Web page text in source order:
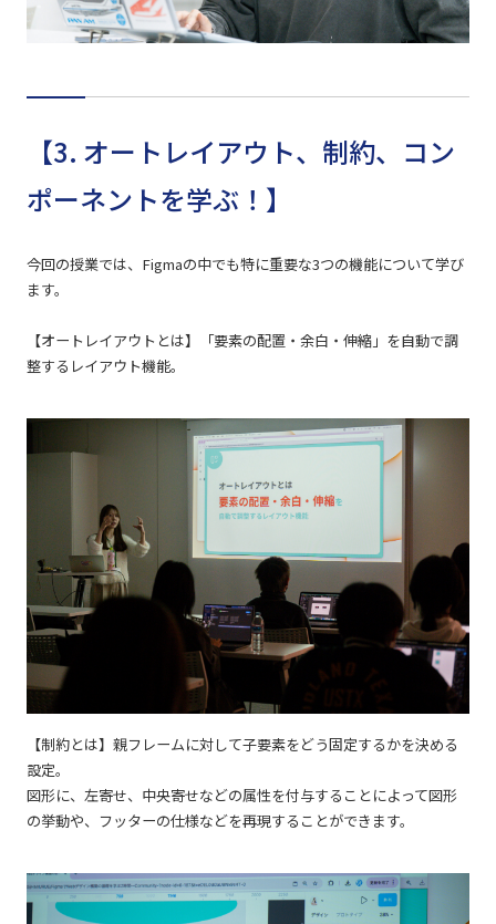
【3. オートレイアウト、制約、コン
ポーネントを学ぶ！】
今回の授業では、Figmaの中でも特に重要な3つの機能について学び
ます。
【オートレイアウトとは】「要素の配置・余白・伸縮」を自動で調
整するレイアウト機能。
【制約とは】親フレームに対して子要素をどう固定するかを決める
設定。
図形に、左寄せ、中央寄せなどの属性を付与することによって図形
の挙動や、フッターの仕様などを再現することができます。